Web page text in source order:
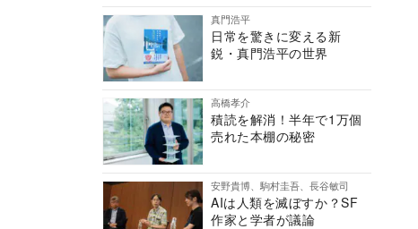
真門浩平
日常を驚きに変える新
鋭・真門浩平の世界
高橋孝介
積読を解消！半年で1万個
売れた本棚の秘密
安野貴博、駒村圭吾、長谷敏司
AIは人類を滅ぼすか？SF
作家と学者が議論